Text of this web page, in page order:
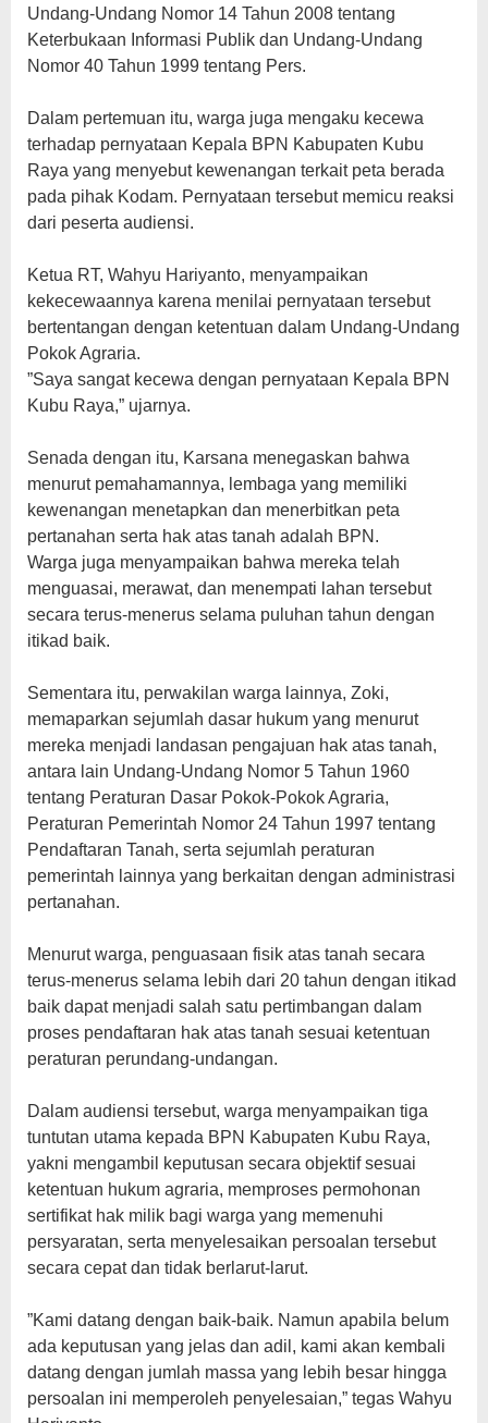
Undang-Undang Nomor 14 Tahun 2008 tentang
Keterbukaan Informasi Publik dan Undang-Undang
Nomor 40 Tahun 1999 tentang Pers.
‎Dalam pertemuan itu, warga juga mengaku kecewa
terhadap pernyataan Kepala BPN Kabupaten Kubu
Raya yang menyebut kewenangan terkait peta berada
pada pihak Kodam. Pernyataan tersebut memicu reaksi
dari peserta audiensi.
‎Ketua RT, Wahyu Hariyanto, menyampaikan
kekecewaannya karena menilai pernyataan tersebut
bertentangan dengan ketentuan dalam Undang-Undang
Pokok Agraria.
‎”Saya sangat kecewa dengan pernyataan Kepala BPN
Kubu Raya,” ujarnya.
‎Senada dengan itu, Karsana menegaskan bahwa
menurut pemahamannya, lembaga yang memiliki
kewenangan menetapkan dan menerbitkan peta
pertanahan serta hak atas tanah adalah BPN.
‎Warga juga menyampaikan bahwa mereka telah
menguasai, merawat, dan menempati lahan tersebut
secara terus-menerus selama puluhan tahun dengan
itikad baik.
‎Sementara itu, perwakilan warga lainnya, Zoki,
memaparkan sejumlah dasar hukum yang menurut
mereka menjadi landasan pengajuan hak atas tanah,
antara lain Undang-Undang Nomor 5 Tahun 1960
tentang Peraturan Dasar Pokok-Pokok Agraria,
Peraturan Pemerintah Nomor 24 Tahun 1997 tentang
Pendaftaran Tanah, serta sejumlah peraturan
pemerintah lainnya yang berkaitan dengan administrasi
pertanahan.
‎Menurut warga, penguasaan fisik atas tanah secara
terus-menerus selama lebih dari 20 tahun dengan itikad
baik dapat menjadi salah satu pertimbangan dalam
proses pendaftaran hak atas tanah sesuai ketentuan
peraturan perundang-undangan.
‎Dalam audiensi tersebut, warga menyampaikan tiga
tuntutan utama kepada BPN Kabupaten Kubu Raya,
yakni mengambil keputusan secara objektif sesuai
ketentuan hukum agraria, memproses permohonan
sertifikat hak milik bagi warga yang memenuhi
persyaratan, serta menyelesaikan persoalan tersebut
secara cepat dan tidak berlarut-larut.
‎”Kami datang dengan baik-baik. Namun apabila belum
ada keputusan yang jelas dan adil, kami akan kembali
datang dengan jumlah massa yang lebih besar hingga
persoalan ini memperoleh penyelesaian,” tegas Wahyu